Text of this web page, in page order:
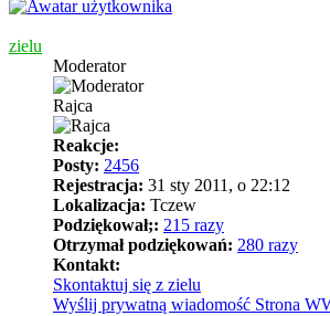
zielu
Moderator
Rajca
Reakcje:
Posty: 2456
Rejestracja: 31 sty 2011, o 22:12
Lokalizacja: Tczew
Podziękował;: 215 razy
Otrzymał podziękowań: 280 razy
Kontakt:
Skontaktuj się z zielu
Wyślij prywatną wiadomość Strona